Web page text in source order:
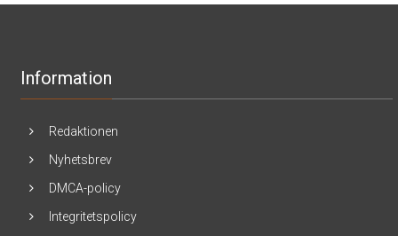
Information
Redaktionen
Nyhetsbrev
DMCA-policy
Integritetspolicy